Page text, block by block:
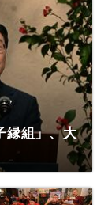
縁組」、大